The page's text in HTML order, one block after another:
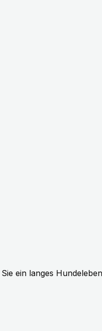
ein langes